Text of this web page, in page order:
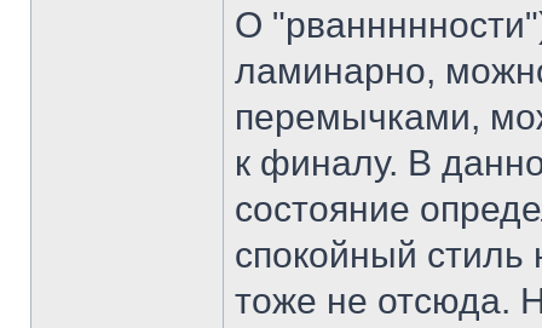
О
ламинарно,
перемычками,
к финалу. В
состояние
спокойный стиль
тоже не отсюда.